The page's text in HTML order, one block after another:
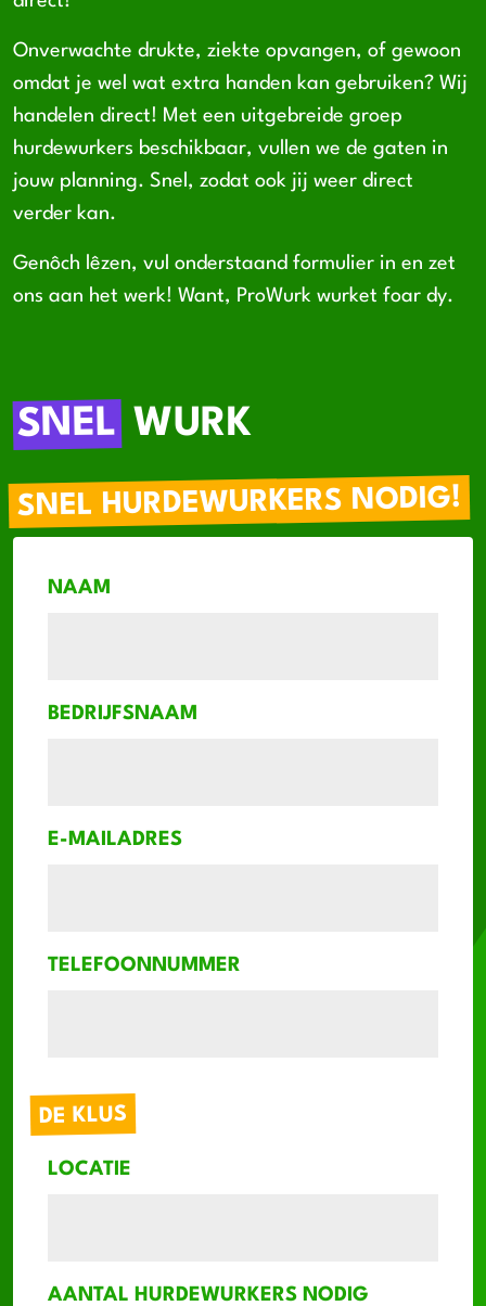
Onverwachte drukte, ziekte opvangen, of gewoon
omdat je wel wat extra handen kan gebruiken? Wij
handelen direct! Met een uitgebreide groep
hurdewurkers beschikbaar, vullen we de gaten in
jouw planning. Snel, zodat ook jij weer direct
verder kan.
Genôch lêzen, vul onderstaand formulier in en zet
ons aan het werk! Want, ProWurk wurket foar dy.
SNELWURK
SNEL HURDEWURKERS NODIG!
NAAM
BEDRIJFSNAAM
E-MAILADRES
TELEFOONNUMMER
DE KLUS
LOCATIE
AANTAL HURDEWURKERS NODIG